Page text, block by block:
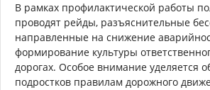
В рамках профилактической работы
проводят рейды, разъяснительные
направленные на снижение
формирование культуры
дорогах. Особое внимание уделяется
подростков правилам дорожного